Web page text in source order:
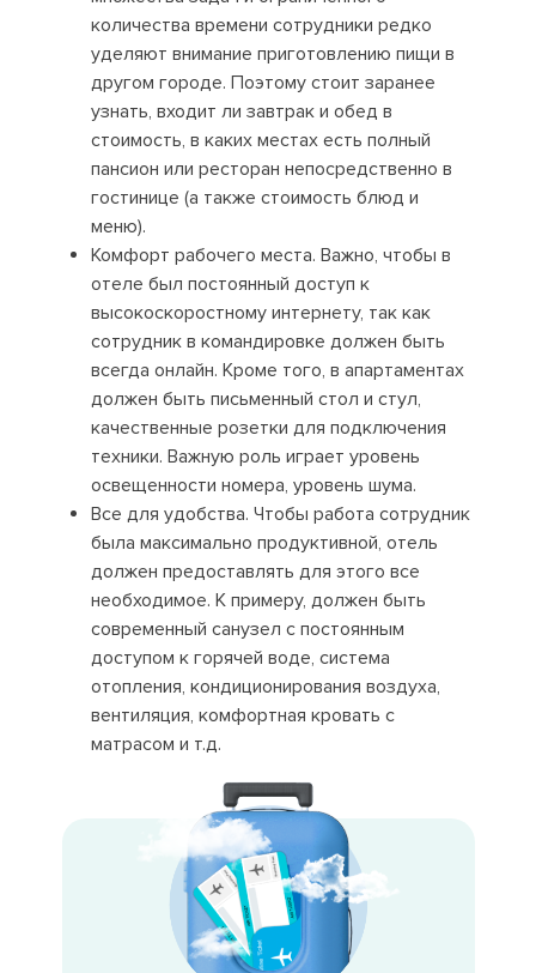
количества времени сотрудники редко
уделяют внимание приготовлению пищи в
другом городе. Поэтому стоит заранее
узнать, входит ли завтрак и обед в
стоимость, в каких местах есть полный
пансион или ресторан непосредственно в
гостинице (а также стоимость блюд и
меню).
Комфорт рабочего места. Важно, чтобы в
отеле был постоянный доступ к
высокоскоростному интернету, так как
сотрудник в командировке должен быть
всегда онлайн. Кроме того, в апартаментах
должен быть письменный стол и стул,
качественные розетки для подключения
техники. Важную роль играет уровень
освещенности номера, уровень шума.
Все для удобства. Чтобы работа сотрудник
была максимально продуктивной, отель
должен предоставлять для этого все
необходимое. К примеру, должен быть
современный санузел с постоянным
доступом к горячей воде, система
отопления, кондиционирования воздуха,
вентиляция, комфортная кровать с
матрасом и т.д.